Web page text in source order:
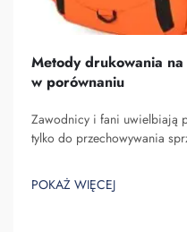
Metody drukowania
w porównaniu
Zawodnicy i fani uwielbiają
tylko do przechowywania
Saipulang Trading
wytrzymałego plecaka.
POKAŻ WIĘCEJ